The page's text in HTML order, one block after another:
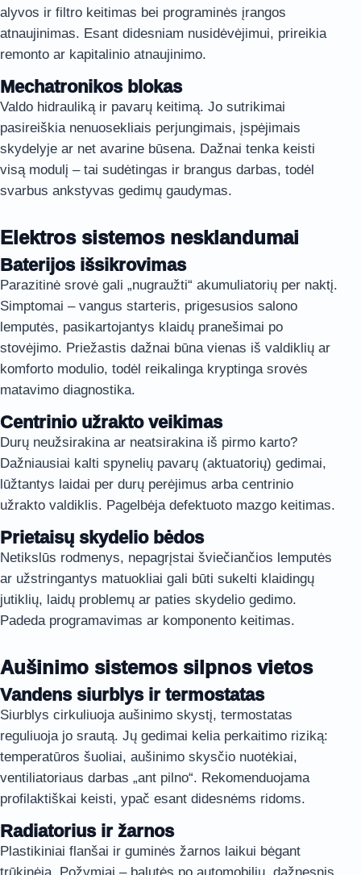
alyvos ir filtro keitimas bei programinės įrangos
atnaujinimas. Esant didesniam nusidėvėjimui, prireikia
remonto ar kapitalinio atnaujinimo.
Mechatronikos blokas
Valdo hidrauliką ir pavarų keitimą. Jo sutrikimai
pasireiškia nenuosekliais perjungimais, įspėjimais
skydelyje ar net avarine būsena. Dažnai tenka keisti
visą modulį – tai sudėtingas ir brangus darbas, todėl
svarbus ankstyvas gedimų gaudymas.
Elektros sistemos nesklandumai
Baterijos išsikrovimas
Parazitinė srovė gali „nugraužti“ akumuliatorių per naktį.
Simptomai – vangus starteris, prigesusios salono
lemputės, pasikartojantys klaidų pranešimai po
stovėjimo. Priežastis dažnai būna vienas iš valdiklių ar
komforto modulio, todėl reikalinga kryptinga srovės
matavimo diagnostika.
Centrinio užrakto veikimas
Durų neužsirakina ar neatsirakina iš pirmo karto?
Dažniausiai kalti spynelių pavarų (aktuatorių) gedimai,
lūžtantys laidai per durų perėjimus arba centrinio
užrakto valdiklis. Pagelbėja defektuoto mazgo keitimas.
Prietaisų skydelio bėdos
Netikslūs rodmenys, nepagrįstai šviečiančios lemputės
ar užstringantys matuokliai gali būti sukelti klaidingų
jutiklių, laidų problemų ar paties skydelio gedimo.
Padeda programavimas ar komponento keitimas.
Aušinimo sistemos silpnos vietos
Vandens siurblys ir termostatas
Siurblys cirkuliuoja aušinimo skystį, termostatas
reguliuoja jo srautą. Jų gedimai kelia perkaitimo riziką:
temperatūros šuoliai, aušinimo skysčio nuotėkiai,
ventiliatoriaus darbas „ant pilno“. Rekomenduojama
profilaktiškai keisti, ypač esant didesnėms ridoms.
Radiatorius ir žarnos
Plastikiniai flanšai ir guminės žarnos laikui bėgant